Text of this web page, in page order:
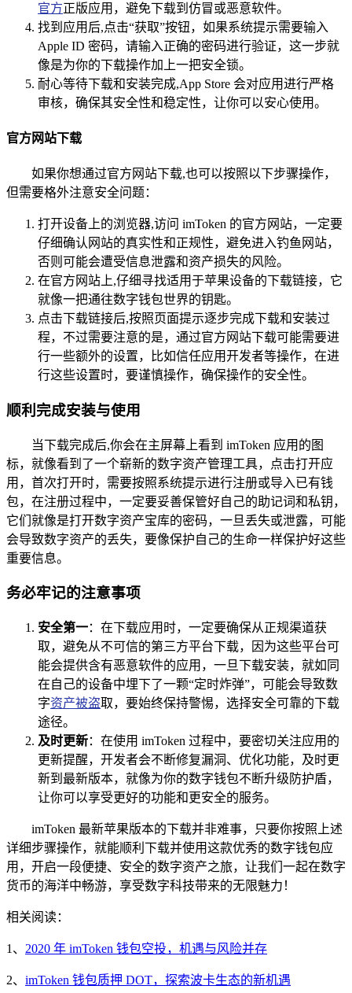
官方正版应用，避免下载到仿冒或恶意软件。
找到应用后,点击“获取”按钮，如果系统提示需要输入
Apple ID 密码，请输入正确的密码进行验证，这一步就
像是为你的下载操作加上一把安全锁。
耐心等待下载和安装完成,App Store 会对应用进行严格
审核，确保其安全性和稳定性，让你可以安心使用。
官方网站下载
如果你想通过官方网站下载,也可以按照以下步骤操作，
但需要格外注意安全问题：
打开设备上的浏览器,访问 imToken 的官方网站，一定要
仔细确认网站的真实性和正规性，避免进入钓鱼网站，
否则可能会遭受信息泄露和资产损失的风险。
在官方网站上,仔细寻找适用于苹果设备的下载链接，它
就像一把通往数字钱包世界的钥匙。
点击下载链接后,按照页面提示逐步完成下载和安装过
程，不过需要注意的是，通过官方网站下载可能需要进
行一些额外的设置，比如信任应用开发者等操作，在进
行这些设置时，要谨慎操作，确保操作的安全性。
顺利完成安装与使用
当下载完成后,你会在主屏幕上看到 imToken 应用的图
标，就像看到了一个崭新的数字资产管理工具，点击打开应
用，首次打开时，需要按照系统提示进行注册或导入已有钱
包，在注册过程中，一定要妥善保管好自己的助记词和私钥，
它们就像是打开数字资产宝库的密码，一旦丢失或泄露，可能
会导致数字资产的丢失，要像保护自己的生命一样保护好这些
重要信息。
务必牢记的注意事项
安全第一：在下载应用时，一定要确保从正规渠道获
取，避免从不可信的第三方平台下载，因为这些平台可
能会提供含有恶意软件的应用，一旦下载安装，就如同
在自己的设备中埋下了一颗“定时炸弹”，可能会导致数
字资产被盗取，要始终保持警惕，选择安全可靠的下载
途径。
及时更新：在使用 imToken 过程中，要密切关注应用的
更新提醒，开发者会不断修复漏洞、优化功能，及时更
新到最新版本，就像为你的数字钱包不断升级防护盾，
让你可以享受更好的功能和更安全的服务。
imToken 最新苹果版本的下载并非难事，只要你按照上述
详细步骤操作，就能顺利下载并使用这款优秀的数字钱包应
用，开启一段便捷、安全的数字资产之旅，让我们一起在数字
货币的海洋中畅游，享受数字科技带来的无限魅力！
相关阅读：
1、 2020 年 imToken 钱包空投，机遇与风险并存
2、 imToken 钱包质押 DOT，探索波卡生态的新机遇